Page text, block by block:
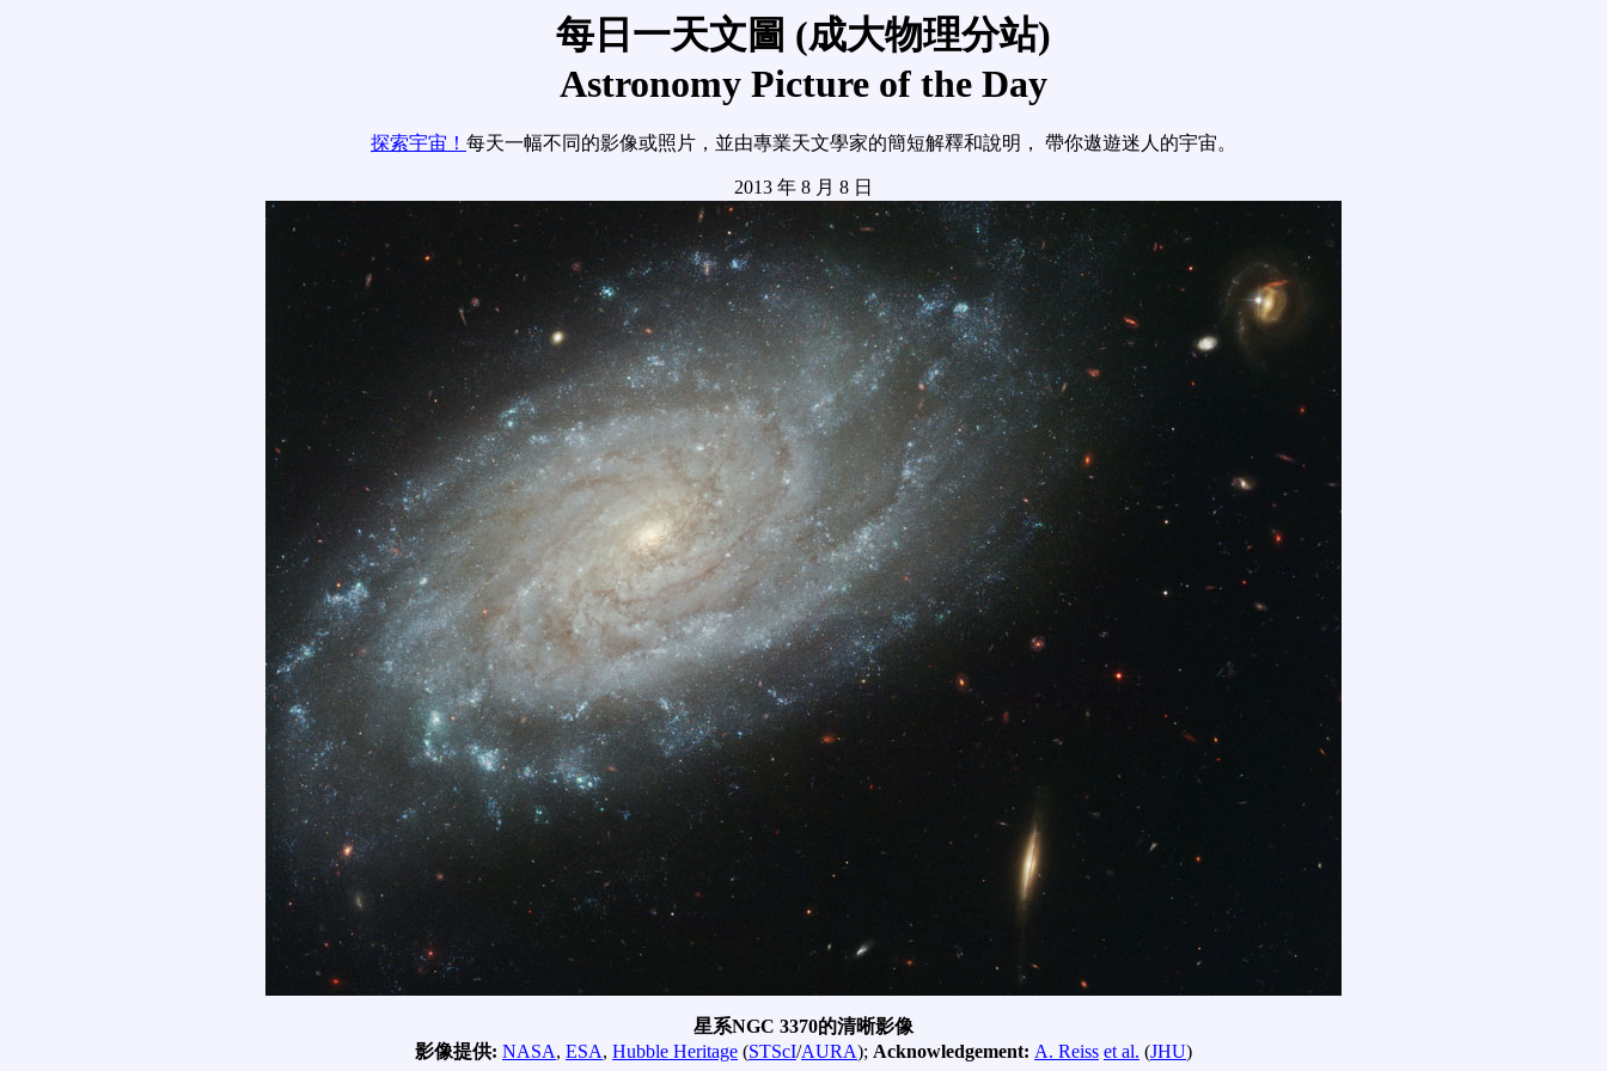
每日一天文圖 (成大物理分站)
Astronomy Picture of the Day
探索宇宙！ 每天一幅不同的影像或照片，並由專業天文學家的簡短解釋和說明， 帶你遨遊迷人的宇宙。
2013 年 8 月 8 日
星系NGC 3370的清晰影像
影像提供: NASA, ESA, Hubble Heritage (STScI/AURA); Acknowledgement: A. Reiss et al. (JHU)